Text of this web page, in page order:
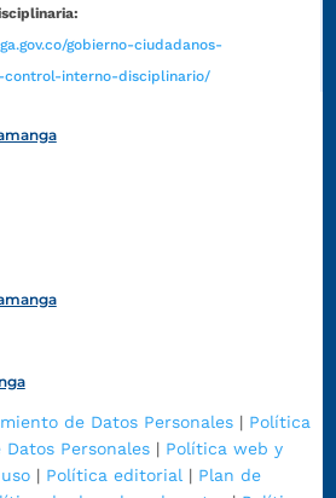
gobierno-ciudadanos-
control-interno-disciplinario/
de Datos Personales| Política
Personales | Política web y
| Política editorial | Plan de